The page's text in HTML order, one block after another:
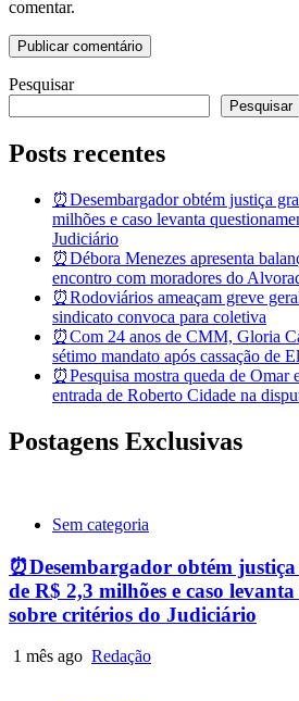
comentar.
Pesquisar
Pesquisar
Posts recentes
⏰Desembargador obtém justiça
milhões e caso levanta
Judiciário
⏰Débora Menezes apresenta
encontro com moradores do
⏰Rodoviários ameaçam greve
sindicato convoca para coletiva
⏰Com 24 anos de CMM, Gloria
sétimo mandato após cassação de
⏰Pesquisa mostra queda de
entrada de Roberto Cidade na
Postagens Exclusivas
Sem categoria
⏰Desembargador obtém
de R$ 2,3 milhões e caso
sobre critérios do Judiciário
1 mês ago Redação